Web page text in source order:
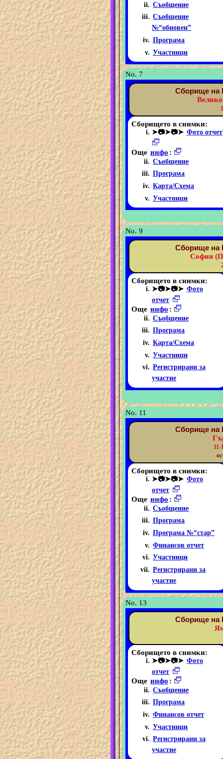
Съобщение
Съобщение
№“обновен”
Програма
Участници
No. 7
Сборище на
Сборището в снимки:
➤📷➤📷➤ Фото отчет
Още инфо :
Съобщение
Програма
Карта/Схема
Участници
No. 9
Сборище на
София
Сборището в снимки:
➤📷➤📷➤ Фото
отчет
Още инфо :
Съобщение
Програма
Карта/Схема
Участници
Регистрирани за
участие
No. 11
Сборище на
Сборището в снимки:
➤📷➤📷➤ Фото
отчет
Още инфо :
Съобщение
Програма
Програма №“стар”
Финансов отчет
Участници
Регистрирани за
участие
No. 13
Сборище на
Сборището в снимки:
➤📷➤📷➤ Фото
отчет
Още инфо :
Съобщение
Програма
Финансов отчет
Участници
Регистрирани за
участие